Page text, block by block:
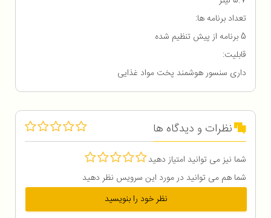
تعداد برنامه ها:
5 برنامه از پیش تنظیم شده
قابلیت:
داری سنسور هوشمند پخت مواد غذایی
نظرات و دیدگاه ها
شما نیز می توانید امتیاز دهید
شما هم می توانید در مورد این سرویس نظر دهید
نظر خود را بنویسید